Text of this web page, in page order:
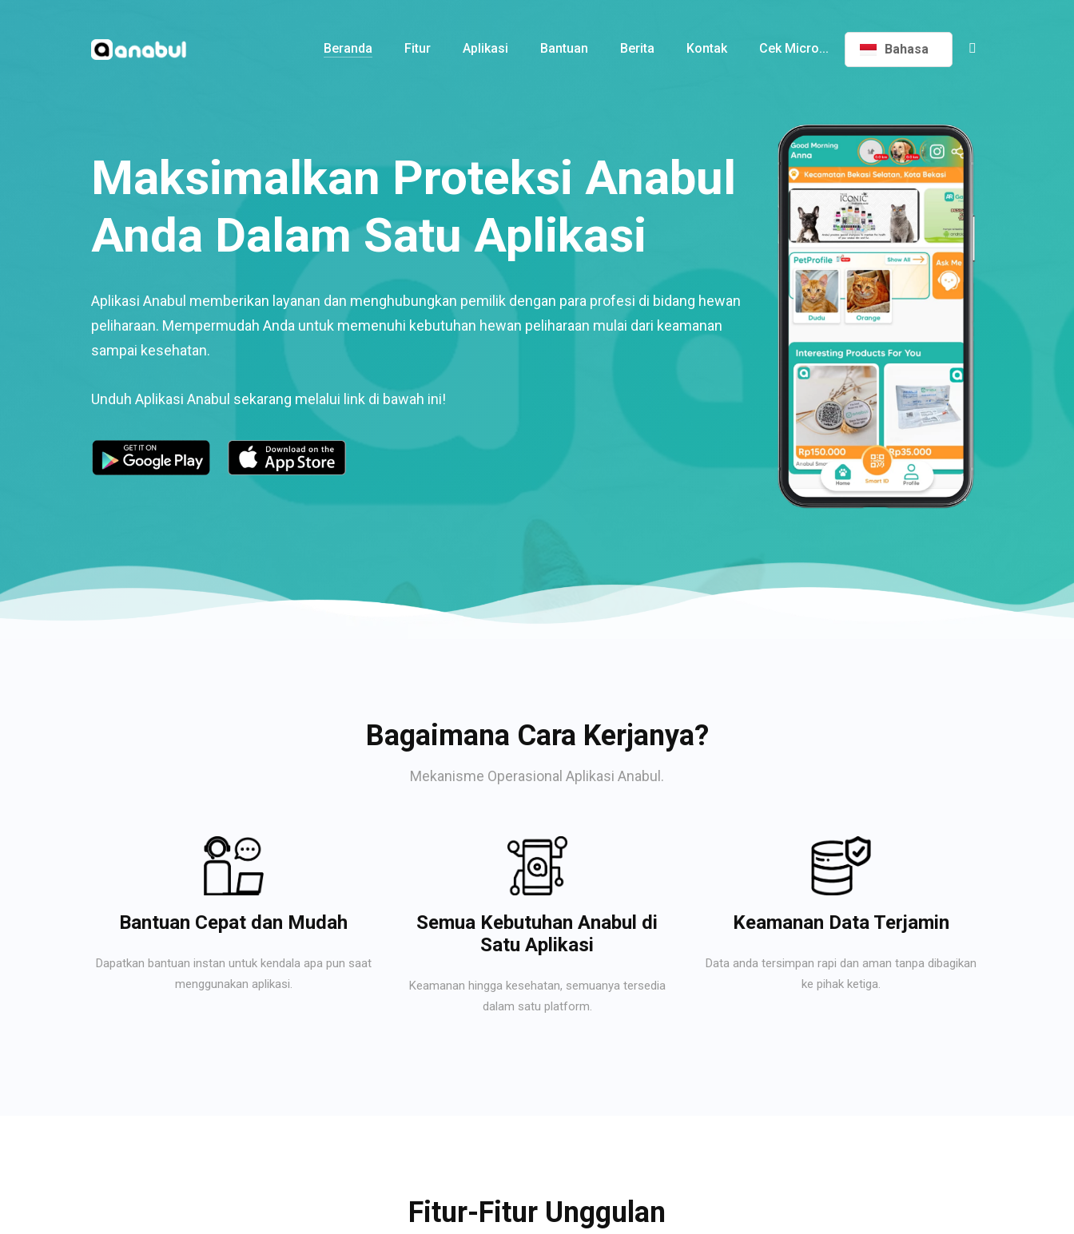
Beranda Fitur Aplikasi Bantuan Berita Kontak Cek Micro... Bahasa
Maksimalkan Proteksi Anabul
Anda Dalam Satu Aplikasi
Aplikasi Anabul memberikan layanan dan menghubungkan pemilik dengan para profesi di bidang hewan
peliharaan. Mempermudah Anda untuk memenuhi kebutuhan hewan peliharaan mulai dari keamanan
sampai kesehatan.
Unduh Aplikasi Anabul sekarang melalui link di bawah ini!
Bagaimana Cara Kerjanya?
Mekanisme Operasional Aplikasi Anabul.
Bantuan Cepat dan Mudah
Dapatkan bantuan instan untuk kendala apa pun saat
menggunakan aplikasi.
Semua Kebutuhan Anabul di
Satu Aplikasi
Keamanan hingga kesehatan, semuanya tersedia
dalam satu platform.
Keamanan Data Terjamin
Data anda tersimpan rapi dan aman tanpa dibagikan
ke pihak ketiga.
Fitur-Fitur Unggulan